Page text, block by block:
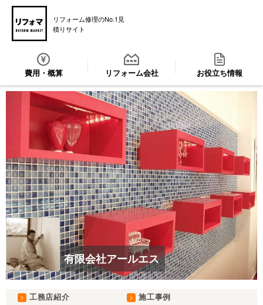
リフォーム修理のNo.1見
積りサイト
費用・概算 リフォーム会社 お役立ち情報
有限会社アールエス
工務店紹介
施工事例